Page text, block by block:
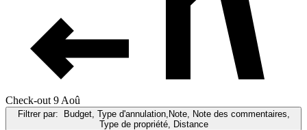
Check-out 9 Aoû
Filtrer par:
Budget, Type d'annulation,Note, Note des commentaires,
Type de propriété, Distance